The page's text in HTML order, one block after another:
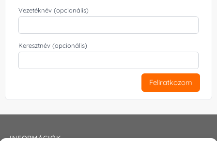
Vezetéknév (opcionális)
Keresztnév (opcionális)
Feliratkozom
INFORMÁCIÓK